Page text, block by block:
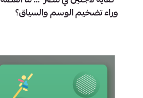
وراء تضخيم الوسم والسياق؟